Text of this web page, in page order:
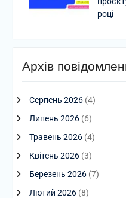
році
Архів
Серпень 2026(4)
Липень 2026(6)
Травень 2026(4)
Квітень 2026(3)
Березень 2026(7)
Лютий 2026(8)